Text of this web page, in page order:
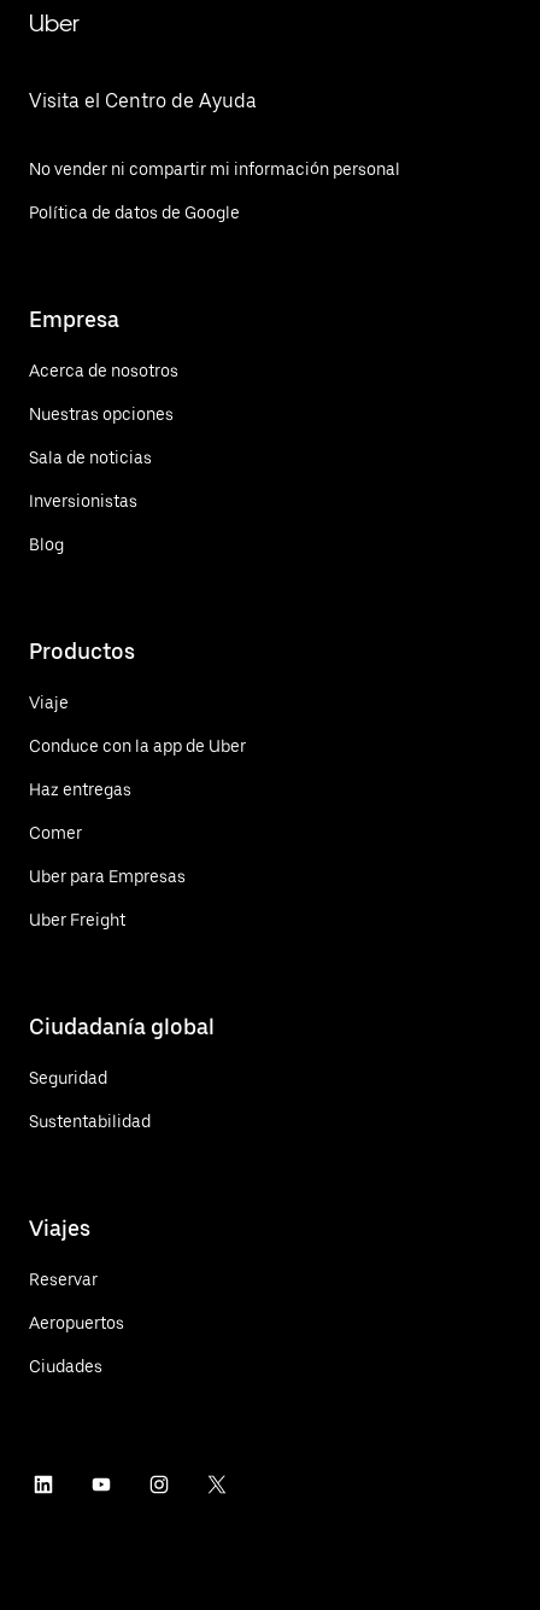
Uber
Visita el Centro de Ayuda
No vender ni compartir mi información personal
Política de datos de Google
Empresa
Acerca de nosotros
Nuestras opciones
Sala de noticias
Inversionistas
Blog
Productos
Viaje
Conduce con la app de Uber
Haz entregas
Comer
Uber para Empresas
Uber Freight
Ciudadanía global
Seguridad
Sustentabilidad
Viajes
Reservar
Aeropuertos
Ciudades